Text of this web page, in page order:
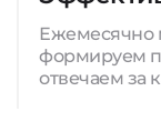
Ежемесячно
формируем
отвечаем за